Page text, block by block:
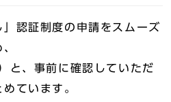
認証制度の申請をスムーズ
と、事前に確認していただ
ています。